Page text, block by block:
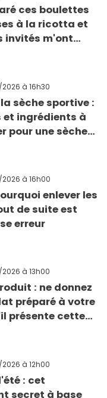
ces boulettes
à la ricotta et
invités m'ont
à 16h30
sèche sportive :
et ingrédients à
pour une sèche
à 16h00
enlever les
de suite est
erreur
à 13h00
: ne donnez
préparé à votre
présente cette
à 12h00
: cet
secret à base